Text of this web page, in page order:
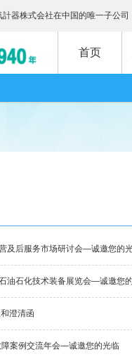
器株式会社在中国的唯一子公司
首页
及后服务市场研讨会—诚邀您的
油石化技术装备展览会—诚邀您
澄清函
案例交流年会—诚邀您的光临